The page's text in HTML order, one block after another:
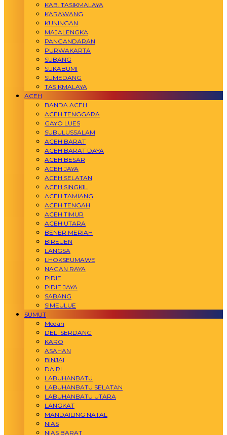
KAB. TASIKMALAYA
KARAWANG
KUNINGAN
MAJALENGKA
PANGANDARAN
PURWAKARTA
SUBANG
SUKABUMI
SUMEDANG
TASIKMALAYA
ACEH
BANDA ACEH
ACEH TENGGARA
GAYO LUES
SUBULUSSALAM
ACEH BARAT
ACEH BARAT DAYA
ACEH BESAR
ACEH JAYA
ACEH SELATAN
ACEH SINGKIL
ACEH TAMIANG
ACEH TENGAH
ACEH TIMUR
ACEH UTARA
BENER MERIAH
BIREUEN
LANGSA
LHOKSEUMAWE
NAGAN RAYA
PIDIE
PIDIE JAYA
SABANG
SIMEULUE
SUMUT
Medan
DELI SERDANG
KARO
ASAHAN
BINJAI
DAIRI
LABUHANBATU
LABUHANBATU SELATAN
LABUHANBATU UTARA
LANGKAT
MANDAILING NATAL
NIAS
NIAS BARAT